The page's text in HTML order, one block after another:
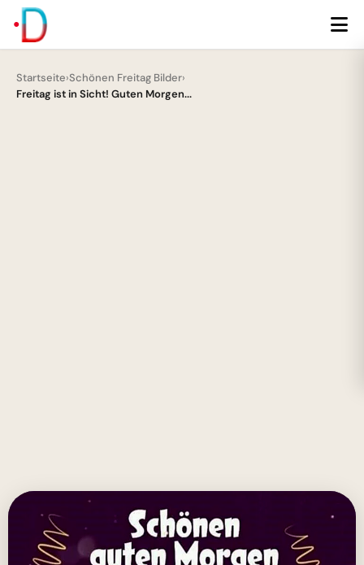
Startseite›Schönen Freitag Bilder›
Freitag ist in Sicht! Guten Morgen...